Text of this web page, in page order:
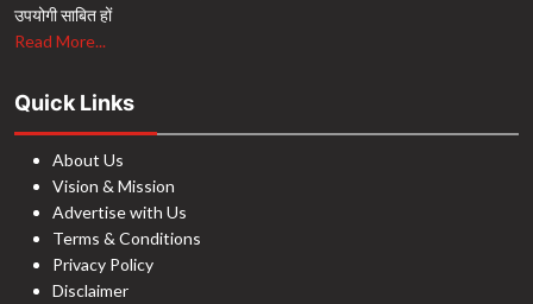
उपयोगी साबित हों
Read More...
Quick Links
About Us
Vision & Mission
Advertise with Us
Terms & Conditions
Privacy Policy
Disclaimer